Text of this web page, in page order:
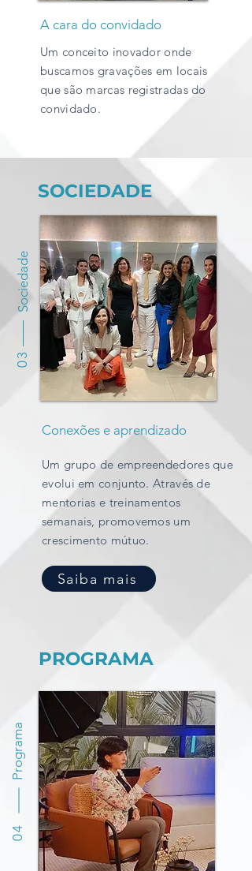
A cara do convidado
Um conceito inovador onde
buscamos gravações em locais
que são marcas registradas do
convidado.
SOCIEDADE
Sociedade
03
Conexões e aprendizado
Um grupo de empreendedores que
evolui em conjunto. Através de
mentorias e treinamentos
semanais, promovemos um
crescimento mútuo.
Saiba mais
PROGRAMA
Programa
04